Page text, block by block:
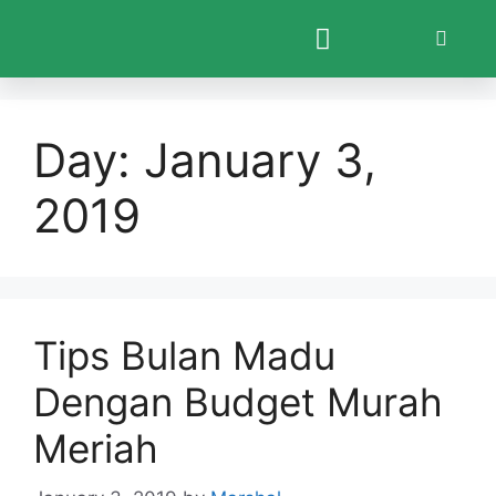
Day: January 3,
2019
Tips Bulan Madu
Dengan Budget Murah
Meriah